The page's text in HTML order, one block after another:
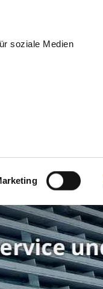
soziale Medien